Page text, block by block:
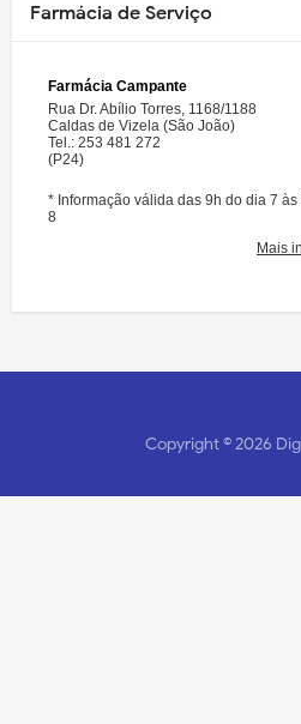
Farmácia de Serviço
Copyright ©2026